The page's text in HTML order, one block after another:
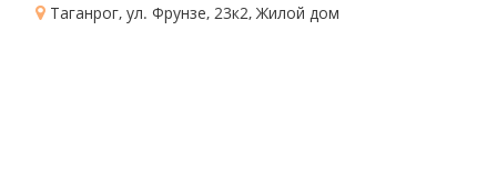
Таганрог, ул. Фрунзе, 23к2, Жилой дом